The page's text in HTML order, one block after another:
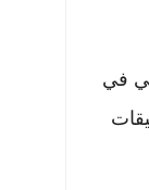
في